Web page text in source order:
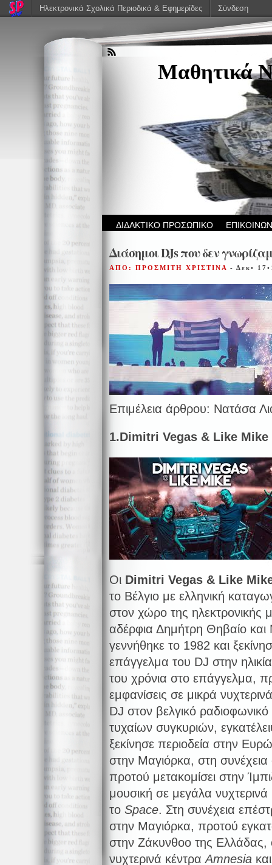
Μαθητικά
ΔΙΔΑΚΤΙΚΟ ΠΡΟΣΩΠΙΚΟ
Διάσημοι DJs που δεν
ΑΠΟ: ΠΡΟΣΜΙΤΗ ΧΡΙΣΤΙΝΑ - Δεκ•
Επιμέλεια άρθρου: Νατάσα
1.Dimitri Vegas & Like Mike
Οι Dimitri Vegas & Like
το Βέλγιο με ελληνική
στον χώρο της ηλεκτρονικής
αδέρφια Δημήτρη Θηβαίο
γεννήθηκε το 1982 και
επάγγελμα του DJ στην
του χρόνια στο επάγγελμα,
εμφανίσεις σε μικρά
DJ στον βελγικό
τυχαίων συγκυριών,
ξεκίνησε περιοδεία στην
στην Μαγιόρκα, στη
προτού μετακομίσει στην
μουσική σε μεγάλα
το Space. Στη συνέχεια
στην Μαγιόρκα, προτού
στην Ζάκυνθοο της Ελλάδας,
νυχτερινά κέντραAmnesia
Ηλεκτρονικά Σχολικά Περιοδικά & Εφημερίδες Σύνδεση